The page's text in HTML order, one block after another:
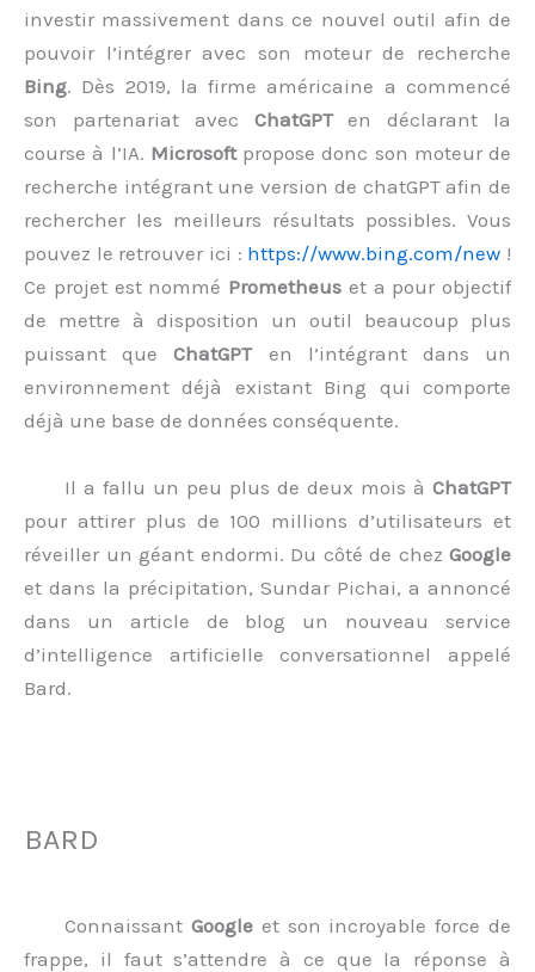
investir massivement dans ce nouvel outil afin de
pouvoir l’intégrer avec son moteur de recherche
Bing. Dès 2019, la firme américaine a commencé
son partenariat avec ChatGPTen déclarant la
course à l’IA. Microsoftpropose donc son moteur de
recherche intégrant une version de chatGPT afin de
rechercher les meilleurs résultats possibles. Vous
pouvez le retrouver ici : https://www.bing.com/new !
Ce projet est nommé Prometheus et a pour objectif
de mettre à disposition un outil beaucoup plus
puissant queChatGPTen l’intégrant dans un
environnement déjà existant Bing qui comporte
déjà une base de données conséquente.
Il a fallu un peu plus de deux mois à ChatGPT
pour attirer plus de 100 millions d’utilisateurs et
réveiller un géant endormi. Du côté de chez Google
et dans la précipitation, Sundar Pichai, a annoncé
dans un article de blog un nouveau service
d’intelligence artificielle conversationnel appelé
Bard.
BARD
Connaissant Googleet son incroyable force de
frappe, il faut s’attendre à ce que la réponse à